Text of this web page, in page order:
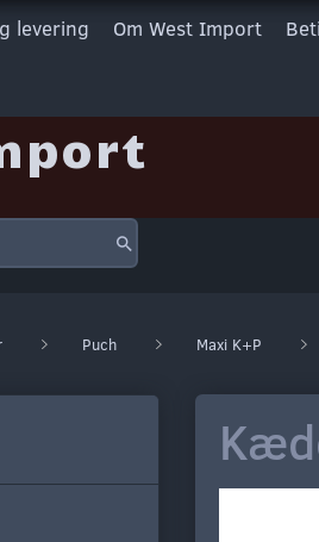
levering Om West Import
Puch Maxi K+P